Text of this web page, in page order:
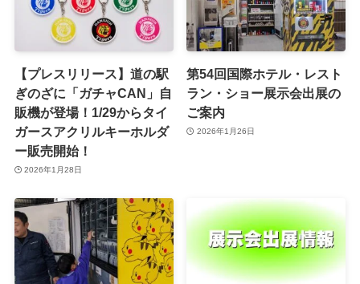
【プレスリリース】道の駅
ぎのざに「ガチャCAN」自
販機が登場！1/29からタイ
ガースアクリルキーホルダ
ー販売開始！
2026年1月28日
第54回国際ホテル・レスト
ラン・ショー展示会出展の
ご案内
2026年1月26日